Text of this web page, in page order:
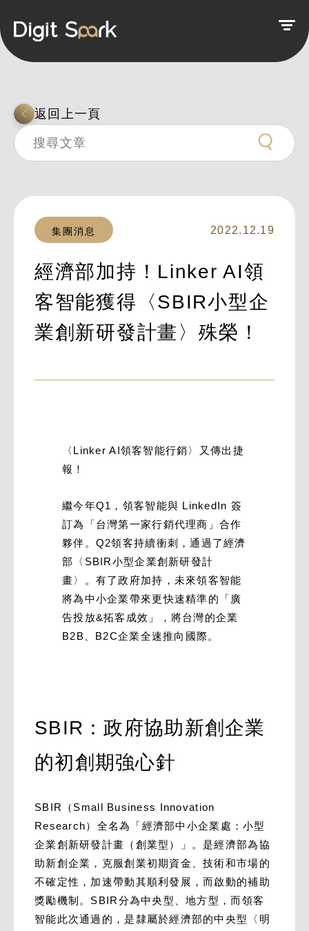
返回上一頁
集團消息 2022.12.19
經濟部加持！Linker AI領
客智能獲得〈SBIR小型企
業創新研發計畫〉殊榮！
〈Linker AI領客智能行銷〉又傳出捷
報！
繼今年Q1，領客智能與 LinkedIn 簽
訂為「台灣第一家行銷代理商」合作
夥伴。Q2領客持續衝刺，通過了經濟
部〈SBIR小型企業創新研發計
畫〉。有了政府加持，未來領客智能
將為中小企業帶來更快速精準的「廣
告投放&拓客成效」，將台灣的企業
B2B、B2C企業全速推向國際。
SBIR：政府協助新創企業
的初創期強心針
SBIR（Small Business Innovation
Research）全名為「經濟部中小企業處：小型
企業創新研發計畫（創業型）」。是經濟部為協
助新創企業，克服創業初期資金、技術和市場的
不確定性，加速帶動其順利發展，而啟動的補助
獎勵機制。SBIR分為中央型、地方型，而領客
智能此次通過的，是隸屬於經濟部的中央型〈明